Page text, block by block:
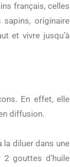
français, celles
originaire
et vivre jusqu’à
En effet, elle
diffusion.
la diluer dans une
2 gouttes d’huile